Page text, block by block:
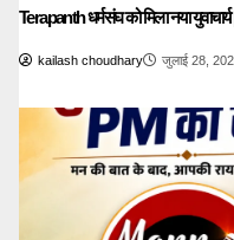
Terapanth धर्मसंघ को मिला नया
kailash choudhary जुलाई 28,